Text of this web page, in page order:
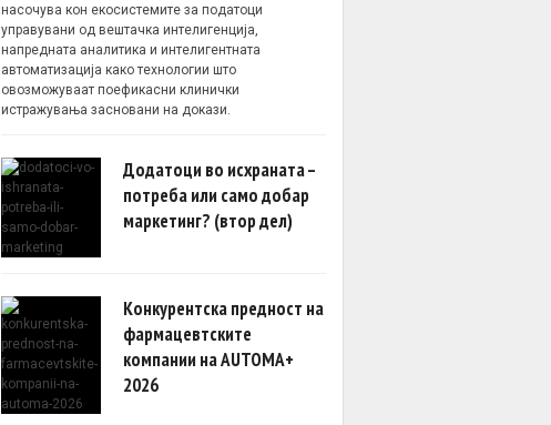
насочува кон екосистемите за податоци
управувани од вештачка интелигенција,
напредната аналитика и интелигентната
автоматизација како технологии што
овозможуваат поефикасни клинички
истражувања засновани на докази.
Додатоци во исхраната –
потреба или само добар
маркетинг? (втор дел)
Конкурентска предност на
фармацевтските
компании на AUTOMA+
2026